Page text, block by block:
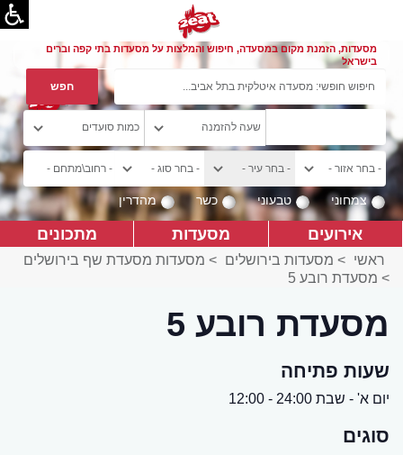
מסעדות, הזמנת מקום במסעדה, חיפוש והמלצות על מסעדות בתי קפה וברים
בישראל
צמחוני טבעוני כשר מהדרין
אירועים מסעדות מתכונים
ראשי > מסעדות בירושלים > מסעדות מסעדת שף בירושלים
> מסעדת רובע 5
מסעדת רובע 5
שעות פתיחה
יום א' - שבת 24:00 - 12:00
סוגים